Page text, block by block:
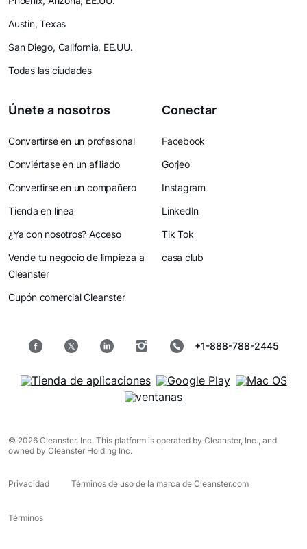
Austin, Texas
San Diego, California, EE.UU.
Todas las ciudades
Únete a nosotros
Convertirse en un profesional
Conviértase en un afiliado
Convertirse en un compañero
Tienda en linea
¿Ya con nosotros? Acceso
Vende tu negocio de limpieza a
Cleanster
Cupón comercial Cleanster
Conectar
Facebook
Gorjeo
Instagram
LinkedIn
Tik Tok
casa club
+1-888-788-2445
© 2026 Cleanster, Inc. This platform is operated by Cleanster, Inc., and
owned by Cleanster Holding Inc.
Privacidad Términos de uso de la marca de Cleanster.com
Términos